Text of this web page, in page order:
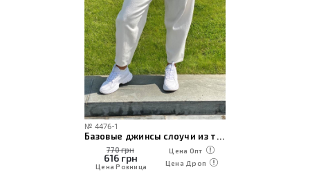
№ 4476-1
Базовые джинсы слоучи из текстурного денима
770 грн
616грн
Цена Розница
Цена Опт
Цена Дроп